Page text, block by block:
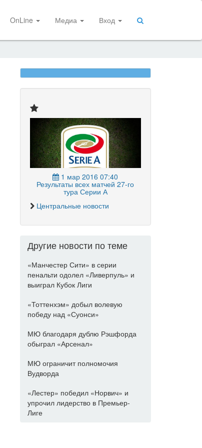
OnLine Медиа Вход
1 мар 2016 07:40
Результаты всех матчей 27-го
тура Серии А
Центральные новости
Другие новости по теме
«Манчестер Сити» в серии
пенальти одолел «Ливерпуль» и
выиграл Кубок Лиги
«Тоттенхэм» добыл волевую
победу над «Суонси»
МЮ благодаря дублю Рэшфорда
обыграл «Арсенал»
МЮ ограничит полномочия
Вудворда
«Лестер» победил «Норвич» и
упрочил лидерство в Премьер-
Лиге